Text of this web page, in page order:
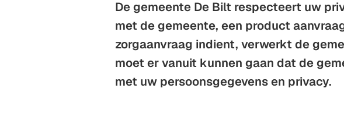
omlaag
gebruiken.
Gebruik
de
enter-
De gemeente De Bilt respecteert uw
met de gemeente, een product
zorgaanvraag indient, verwerkt de
moet er vanuit kunnen gaan dat de
met uw persoonsgegevens en privacy.